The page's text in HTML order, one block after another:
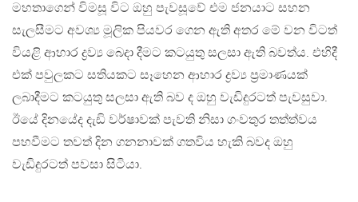
මහතාගෙන් විමසූ විට ඔහු පැවසූවේ එම ජනයාට සහන
සැලසීමට අවශ්‍ය මූලික පියවර ගෙන ඇති අතර මේ වන විටත්
වියළි ආහාර ද්‍රව්‍ය බෙදා දීමට කටයුතු සලසා ඇති බවත්ය. එහිදී
එක් පවුලකට සතියකට සෑහෙන ආහාර ද්‍රව්‍ය ප්‍රමාණයක්
ලබාදීමට කටයුතු සලසා ඇති බව ද ඔහු වැඩිදුරටත් පැවසුවා.
ඊයේ දිනයේද දැඩි වර්ෂාවක් පැවති නිසා ගංවතුර තත්ත්වය
පහවීමට තවත් දින ගනනාවක් ගතවිය හැකි බවද ඔහු
වැඩිදුරටත් පවසා සිටියා.